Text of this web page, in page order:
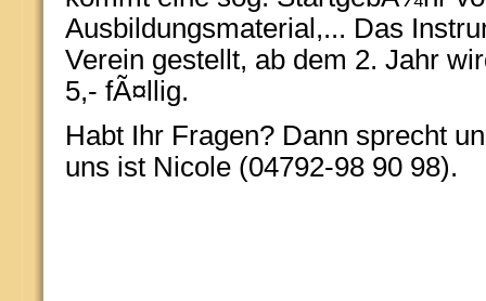
Ausbildungsmaterial,... Das
Verein gestellt, ab dem 2. Jahr
5,- fÃ¤llig.
Habt Ihr Fragen? Dann sprecht
uns ist Nicole (04792-98 90 98).